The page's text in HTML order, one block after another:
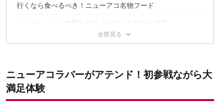
行くなら食べるべき！ニューアコ名物フード
コンフォートな空間を作り上げている装飾は必見
その他、ライトアップやその年独自のコンテンツも楽しみの
早くも来年の開催が楽しみなキャンプインフェス
ニューアコラバーがアテンド！初参戦ながら大
満足体験